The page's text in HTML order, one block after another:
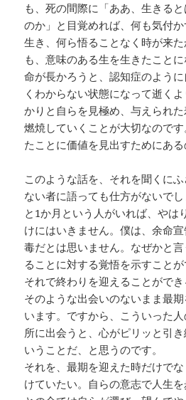
も、死の間際に「ああ、生きる
のか」と目覚めれば、何も気付
生き、何ら悟ることなく時が来
も、意味のある生を生きたこと
命が長かろうと、認知症のよう
くわからない状態になって逝く
かりと自らを見極め、与えられ
燃焼していくことが大切なので
たことに価値を見出すためにある
このような話を、それを聞くに
ない者に語っても仕方がないで
と1か月という人がいれば、やは
けにはいきません。僕は、余命
毒だとは思いません。なぜかと
ることに対する覚悟を示すことが
それで終わりを迎えることがで
そのような出会いのないまま最
います。ですから、こういった
所に出会うと、心がピリッと引
いうことだ、と思うのです。
それを、最期を迎えた時だけで
けていたい。自らの意志で人生